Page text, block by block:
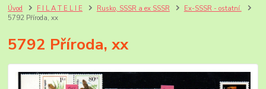
Úvod F I L A T E L I E Rusko, SSSR a ex SSSR
Ex-SSSR - ostatní.
5792 Příroda, xx
5792 Příroda, xx